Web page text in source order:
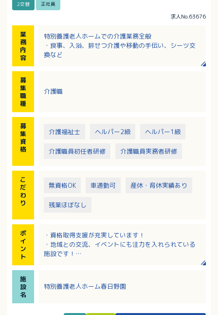
2交替 正社員
求人No.63676
業
務
内
容
特別養護老人ホームでの介護業務全般
・食事、入浴、排せつ介護や移動の手伝い、シーツ交
換など
募
集
職
種
介護職
募
集
資
格
介護福祉士 ヘルパー2級 ヘルパー1級
介護職員初任者研修 介護職員実務者研修
こ
だ
わ
り
無資格OK 車通勤可 産休・育休実績あり
残業ほぼなし
ポ
イ
ン
ト
・資格取得支援が充実しています！
・地域との交流、イベントにも注力を入れられている
施設です！
・定年は70歳！長く働くことの出来る施設です。
施
設
名
特別養護老人ホーム春日野園